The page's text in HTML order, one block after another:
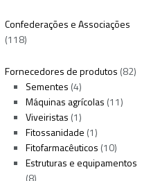
Confederações e Associações
(118)
Fornecedores de produtos (82)
Sementes (4)
Máquinas agrícolas (11)
Viveiristas (1)
Fitossanidade (1)
Fitofarmacêuticos (10)
Estruturas e equipamentos
(8)